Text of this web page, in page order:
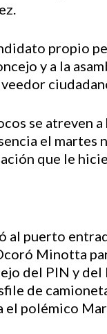
propio
y a la
veedor
se atreven
el
que le
al puerto
Minotta
del PIN y
de
el polémico